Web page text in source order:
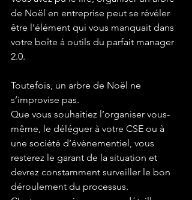
de Noël en entreprise peut se révéler
être l’élément qui vous manquait dans
votre boîte à outils du parfait manager
2.0.
Toutefois, un arbre de Noël ne
s’improvise pas.
Que vous souhaitiez l’organiser vous-
même, le déléguer à votre CSE ou à
une société d’évènementiel, vous
resterez le garant de la situation et
devrez constamment surveiller le bon
déroulement du processus.